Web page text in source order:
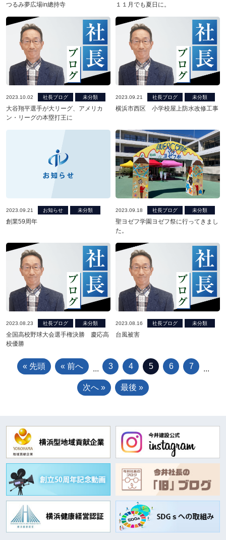
つるみ夢広場in總持寺 １１月でも夏日に。
2023.10.02 社長ブログ 未分類
大谷翔平選手が大リーグ、アメリカ
ン・リーグの本塁打王に
2023.09.21 社長ブログ 未分類
横浜市西区 小学校屋上防水改修工事
2023.09.21 お知らせ 未分類
創業59周年
2023.09.18 社長ブログ 未分類
聖ヨゼフ学園ヨゼフ祭に行ってきまし
た。
2023.08.23 社長ブログ 未分類
全国高校野球大会選手権決勝 慶応高
校優勝
2023.08.16 社長ブログ 未分類
台風被害
« 先頭 « 前へ ... 3 4 5 6 7 ...
次へ » 最後 »